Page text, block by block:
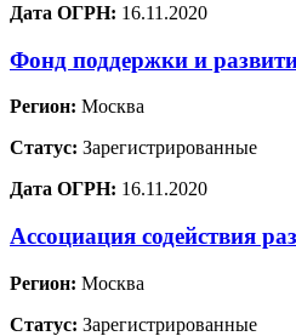
Дата ОГРН: 16.11.2020
Фонд поддержки и
Регион: Москва
Статус: Зарегистрированные
Дата ОГРН: 16.11.2020
Ассоциация содействия
Регион: Москва
Статус: Зарегистрированные